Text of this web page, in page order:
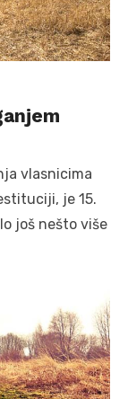
vlasnicima
je 15.
još nešto više